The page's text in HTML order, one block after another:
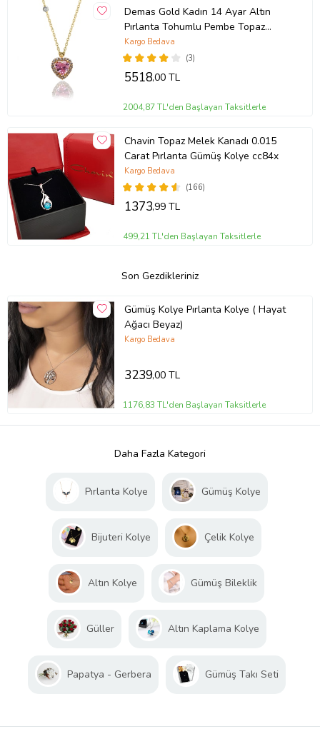
Demas Gold Kadın 14 Ayar Altın
Pırlanta Tohumlu Pembe Topaz
Rengi Kalp Kolye
(3)
Kargo Bedava
5518,00 TL
2004,87 TL'den Başlayan Taksitlerle
Chavin Topaz Melek Kanadı 0.015
Carat Pırlanta Gümüş Kolye cc84x
(166)
Kargo Bedava
1373,99 TL
499,21 TL'den Başlayan Taksitlerle
Son Gezdikleriniz
Gümüş Kolye Pırlanta Kolye ( Hayat
Ağacı Beyaz)
Kargo Bedava
3239,00 TL
1176,83 TL'den Başlayan Taksitlerle
Daha Fazla Kategori
Pırlanta Kolye Gümüş Kolye
Bijuteri Kolye Çelik Kolye
Altın Kolye Gümüş Bileklik
Güller Altın Kaplama Kolye
Papatya - Gerbera Gümüş Takı Seti